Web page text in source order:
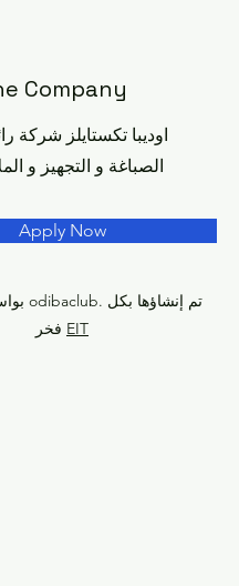
Company
اوديبا تكستايلز شركة
الصباغة و التجهيز و
Apply Now
EIT